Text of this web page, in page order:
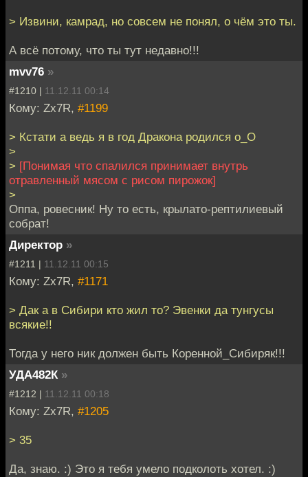
> Извини, камрад, но совсем не понял, о чём это ты.
А всё потому, что ты тут недавно!!!
mvv76 »
#1210 | 11.12.11 00:14
Кому: Zx7R, #1199
> Кстати а ведь я в год Дракона родился o_O
>
> [Понимая что спалился принимает внутрь
отравленный мясом с рисом пирожок]
>
Оппа, ровесник! Ну то есть, крылато-рептилиевый
собрат!
Директор »
#1211 | 11.12.11 00:15
Кому: Zx7R, #1171
> Дак а в Сибири кто жил то? Эвенки да тунгусы
всякие!!
Тогда у него ник должен быть Коренной_Сибиряк!!!
УДА482К »
#1212 | 11.12.11 00:18
Кому: Zx7R, #1205
> 35
Да, знаю. :) Это я тебя умело подколоть хотел. :)